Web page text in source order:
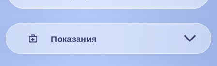
Показания